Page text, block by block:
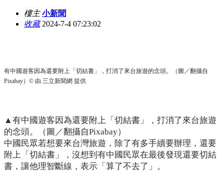
樓主 小新聞
收藏2024-7-4 07:23:02
有中國遊客因為還要附上「切結書」，打消了來台旅遊的念頭。（圖／翻攝自
Pixabay）© 由 三立新聞網 提供
▲有中國遊客因為還要附上「切結書」，打消了來台旅遊
的念頭。（圖／翻攝自Pixabay）
中國民眾若想要來台灣旅遊，除了有多手續要辦理，還要
附上「切結書」，沒想到有中國民眾在最後發現還要切結
書，讓他理智斷線，表示「算了不去了」。